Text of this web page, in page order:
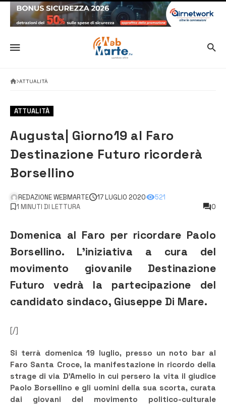
ATTUALITÀ
ATTUALITÀ
Augusta| Giorno19 al Faro
Destinazione Futuro ricorderà
Borsellino
REDAZIONE WEBMARTE 17 LUGLIO 2020
521
1 MINUTI DI LETTURA
0
Domenica al Faro per ricordare Paolo
Borsellino. L’iniziativa a cura del
movimento giovanile Destinazione
Futuro vedrà la partecipazione del
candidato sindaco, Giuseppe Di Mare.
[/]
Si terrà domenica 19 luglio, presso un noto bar al
Faro Santa Croce, la manifestazione in ricordo della
strage di via D’Amelio in cui persero la vita il giudice
Paolo Borsellino e gli uomini della sua scorta, curata
dai giovani del movimento politico-culturale